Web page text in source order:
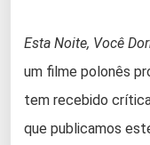
Esta Noite, Você
um filme polonês
tem recebido
que publicamos